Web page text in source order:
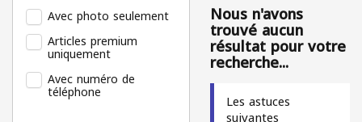
Avec photo seulement
Articles premium
uniquement
Avec numéro de
téléphone
Nous n'avons
trouvé aucun
résultat pour votre
recherche...
Les astuces